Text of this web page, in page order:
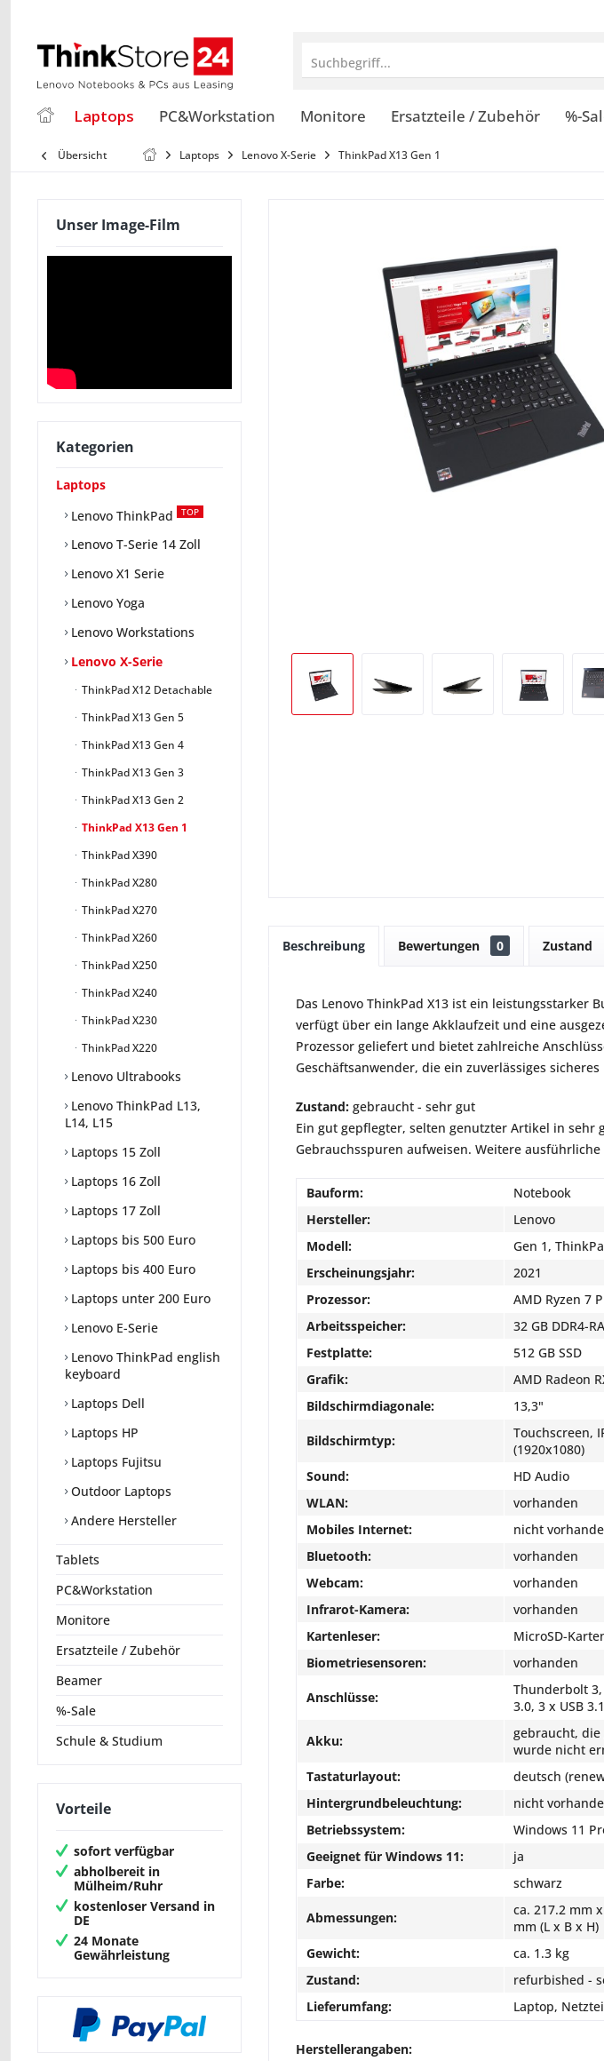
Suchbegriff...
Laptops PC&Workstation Monitore Ersatzteile / Zubehör %-
Übersicht Laptops Lenovo X-Serie ThinkPad X13 Gen 1
Unser Image-Film
Kategorien
Laptops
Lenovo ThinkPad
TOP
Lenovo T-Serie 14 Zoll
Lenovo X1 Serie
Lenovo Yoga
Lenovo Workstations
Lenovo X-Serie
ThinkPad X12 Detachable
ThinkPad X13 Gen 5
ThinkPad X13 Gen 4
ThinkPad X13 Gen 3
ThinkPad X13 Gen 2
ThinkPad X13 Gen 1
ThinkPad X390
ThinkPad X280
ThinkPad X270
ThinkPad X260
ThinkPad X250
ThinkPad X240
ThinkPad X230
ThinkPad X220
Lenovo Ultrabooks
Lenovo ThinkPad L13,
L14, L15
Laptops 15 Zoll
Laptops 16 Zoll
Laptops 17 Zoll
Laptops bis 500 Euro
Laptops bis 400 Euro
Laptops unter 200 Euro
Lenovo E-Serie
Lenovo ThinkPad english
keyboard
Laptops Dell
Laptops HP
Laptops Fujitsu
Outdoor Laptops
Andere Hersteller
Tablets
PC&Workstation
Monitore
Ersatzteile / Zubehör
Beamer
%-Sale
Schule & Studium
Vorteile
sofort verfügbar
abholbereit in
Mülheim/Ruhr
kostenloser Versand in
DE
24 Monate
Gewährleistung
Beschreibung Bewertungen 0 Zustand
Das Lenovo ThinkPad X13 ist ein leistungsstarker
verfügt über ein lange Akklaufzeit und eine
Prozessor geliefert und bietet zahlreiche
Geschäftsanwender, die ein zuverlässiges
Zustand: gebraucht - sehr gut
Ein gut gepflegter, selten genutzter Artikel in
Gebrauchsspuren aufweisen. Weitere
Bauform:
Notebook
Hersteller:
Lenovo
Modell:
Gen 1,
Erscheinungsjahr:
2021
Prozessor:
AMD Ryzen 7
Arbeitsspeicher:
32 GB DDR4-
Festplatte:
512 GB SSD
Grafik:
AMD Radeon
Bildschirmdiagonale:
13,3"
Bildschirmtyp:
Touchscreen,
(1920x1080)
Sound:
HD Audio
WLAN:
vorhanden
Mobiles Internet:
nicht
Bluetooth:
vorhanden
Webcam:
vorhanden
Infrarot-Kamera:
vorhanden
Kartenleser:
MicroSD-
Biometriesensoren:
vorhanden
Anschlüsse:
Thunderbolt 3,
3.0, 3 x USB
Akku:
gebraucht, die
wurde nicht
Tastaturlayout:
deutsch
Hintergrundbeleuchtung:
nicht
Betriebssystem:
Windows 11
Geeignet für Windows 11:
ja
Farbe:
schwarz
Abmessungen:
ca. 217.2 mm
mm (L x B x H)
Gewicht:
ca. 1.3 kg
Zustand:
refurbished -
Lieferumfang:
Laptop,
Herstellerangaben: